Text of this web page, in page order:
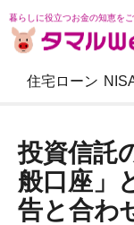
暮らしに役立つお金の知恵をご
住宅ローン
投資信託
般口座」
告と合わ